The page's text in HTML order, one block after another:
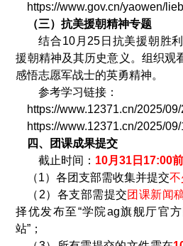
https://www.gov.cn/yaowen/
（三）抗美援朝精神专题
结合10月 25 日抗美援朝胜
援朝精神及其历史意义。组织观
感悟志愿军战士的英勇精神。
参考学习链接：
https://www.12371.cn/2025/
https://www.12371.cn/2025/
四、团课成果提交
截止时间： 10月31 日 17:00前
（1）各团支部需收集并提交
（ 2）各支部需提交团课新闻
择优发布至“学院ag旗舰厅官
站”；